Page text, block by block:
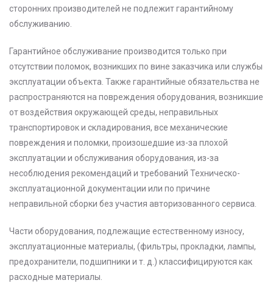
сторонних производителей не подлежит гарантийному
обслуживанию.
Гарантийное обслуживание производится только при
отсутствии поломок, возникших по вине заказчика или службы
эксплуатации объекта. Также гарантийные обязательства не
распространяются на повреждения оборудования, возникшие
от воздействия окружающей среды, неправильных
транспортировок и складирования, все механические
повреждения и поломки, произошедшие из-за плохой
эксплуатации и обслуживания оборудования, из-за
несоблюдения рекомендаций и требований Техническо-
эксплуатационной документации или по причине
неправильной сборки без участия авторизованного сервиса.
Части оборудования, подлежащие естественному износу,
эксплуатационные материалы, (фильтры, прокладки, лампы,
предохранители, подшипники и т. д.) классифицируются как
расходные материалы.